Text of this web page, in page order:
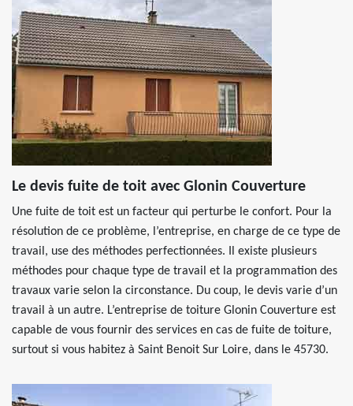
Le devis fuite de toit avec Glonin Couverture
Une fuite de toit est un facteur qui perturbe le confort. Pour la
résolution de ce problème, l’entreprise, en charge de ce type de
travail, use des méthodes perfectionnées. Il existe plusieurs
méthodes pour chaque type de travail et la programmation des
travaux varie selon la circonstance. Du coup, le devis varie d’un
travail à un autre. L’entreprise de toiture Glonin Couverture est
capable de vous fournir des services en cas de fuite de toiture,
surtout si vous habitez à Saint Benoit Sur Loire, dans le 45730.